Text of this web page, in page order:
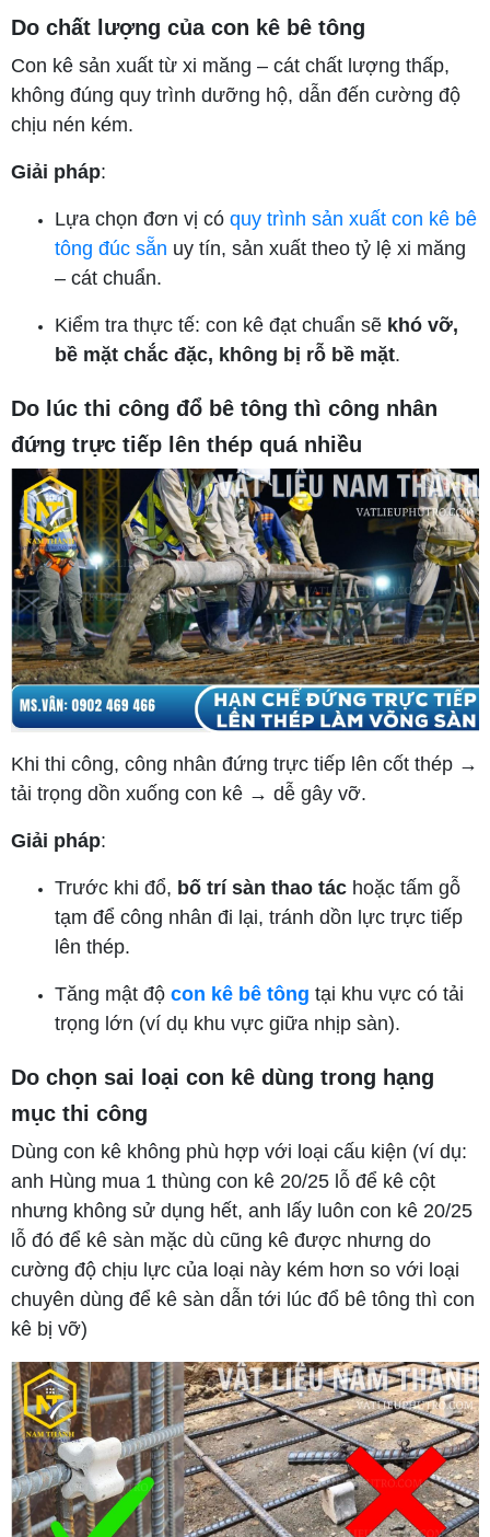
Do chất lượng của con kê bê tông
Con kê sản xuất từ xi măng – cát chất lượng thấp,
không đúng quy trình dưỡng hộ, dẫn đến cường độ
chịu nén kém.
Giải pháp:
Lựa chọn đơn vị có quy trình sản xuất con kê bê
tông đúc sẵn uy tín, sản xuất theo tỷ lệ xi măng
– cát chuẩn.
Kiểm tra thực tế: con kê đạt chuẩn sẽ khó vỡ,
bề mặt chắc đặc, không bị rỗ bề mặt.
Do lúc thi công đổ bê tông thì công nhân
đứng trực tiếp lên thép quá nhiều
Khi thi công, công nhân đứng trực tiếp lên cốt thép →
tải trọng dồn xuống con kê → dễ gây vỡ.
Giải pháp:
Trước khi đổ, bố trí sàn thao tác hoặc tấm gỗ
tạm để công nhân đi lại, tránh dồn lực trực tiếp
lên thép.
Tăng mật độ con kê bê tông tại khu vực có tải
trọng lớn (ví dụ khu vực giữa nhịp sàn).
Do chọn sai loại con kê dùng trong hạng
mục thi công
Dùng con kê không phù hợp với loại cấu kiện (ví dụ:
anh Hùng mua 1 thùng con kê 20/25 lỗ để kê cột
nhưng không sử dụng hết, anh lấy luôn con kê 20/25
lỗ đó để kê sàn mặc dù cũng kê được nhưng do
cường độ chịu lực của loại này kém hơn so với loại
chuyên dùng để kê sàn dẫn tới lúc đổ bê tông thì con
kê bị vỡ)